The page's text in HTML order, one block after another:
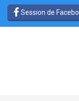
Session de